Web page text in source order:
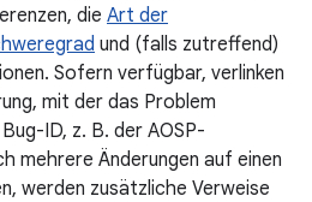
die Art der
und (falls zutreffend)
Sofern verfügbar, verlinken
mit der das Problem
ID, z. B. der AOSP-
mehrere Änderungen auf einen
werden zusätzliche Verweise